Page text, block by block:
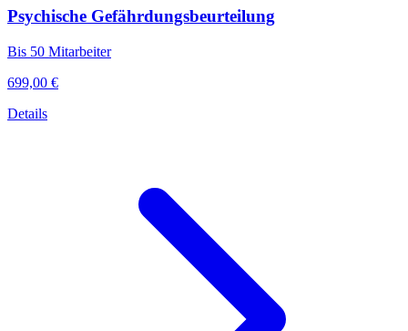
Psychische Gefährdungsbeurteilung
Bis 50 Mitarbeiter
699,00 €
Details